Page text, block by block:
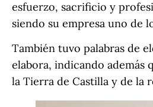
esfuerzo, sacrificio y
siendo su empresa uno de
También tuvo palabras de
elabora, indicando además
la Tierra de Castilla y de la